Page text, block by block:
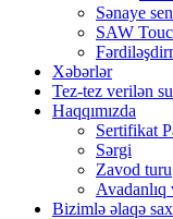
Sənaye
SAW
Xəbərlər
Tez-tez verilən
Haqqımızda
Sertifikat
Sərgi
Zavod turu
Bizimlə əlaqə